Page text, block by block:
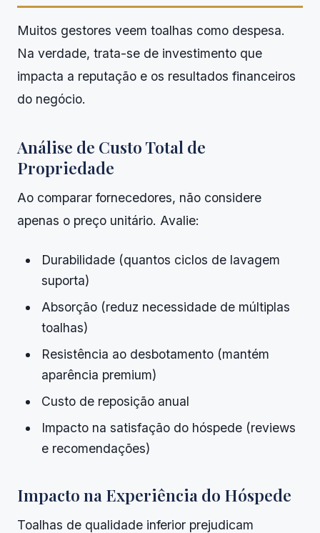
Muitos gestores veem toalhas como despesa.
Na verdade, trata-se de investimento que
impacta a reputação e os resultados financeiros
do negócio.
Análise de Custo Total de
Propriedade
Ao comparar fornecedores, não considere
apenas o preço unitário. Avalie:
Durabilidade (quantos ciclos de lavagem
suporta)
Absorção (reduz necessidade de múltiplas
toalhas)
Resistência ao desbotamento (mantém
aparência premium)
Custo de reposição anual
Impacto na satisfação do hóspede (reviews
e recomendações)
Impacto na Experiência do Hóspede
Toalhas de qualidade inferior prejudicam